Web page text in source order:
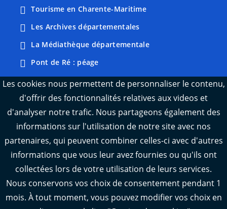
Tourisme en Charente-Maritime
Les Archives départementales
La Médiathèque départementale
Pont de Ré : péage
Webcams : Ré info trafic
Webcams : Oléron info trafic
Manger 17
L'Observatoire des territoires de Charente-
Maritime
Les cookies nous permettent de personnaliser le contenu,
d'offrir des fonctionnalités relatives aux videos et
d'analyser notre trafic. Nous partageons également des
informations sur l'utilisation de notre site avec nos
partenaires, qui peuvent combiner celles-ci avec d'autres
informations que vous leur avez fournies ou qu'ils ont
collectées lors de votre utilisation de leurs services.
Nous conservons vos choix de consentement pendant 1
mois. À tout moment, vous pouvez modifier vos choix en